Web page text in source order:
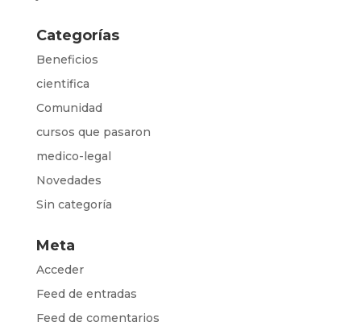
Categorías
Beneficios
cientifica
Comunidad
cursos que pasaron
medico-legal
Novedades
Sin categoría
Meta
Acceder
Feed de entradas
Feed de comentarios